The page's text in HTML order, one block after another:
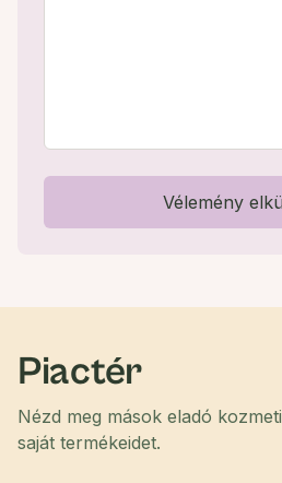
Vélemény
Piactér
Nézd meg mások eladó
saját termékeidet.